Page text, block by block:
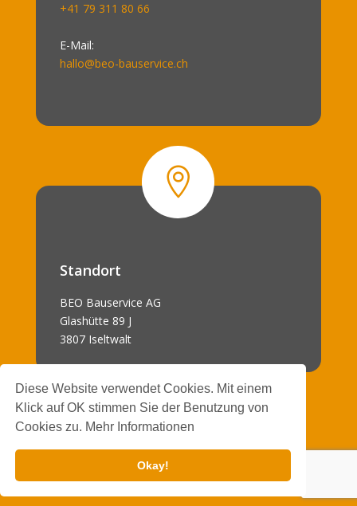
Diese Website verwendet Cookies. Mit einem
Klick auf OK stimmen Sie der Benutzung von
Cookies zu. Mehr Informationen
Okay!
+41 79 311 80 66
E-Mail:
hallo@beo-bauservice.ch

Standort
BEO Bauservice AG
Glashütte 89 J
3807 Iseltwalt
Designed withbyMYLS